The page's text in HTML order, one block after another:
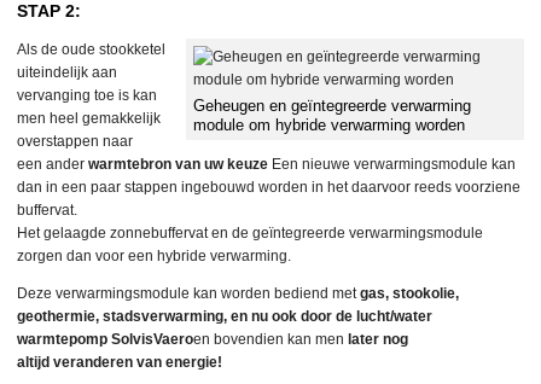
STAP 2:
Geheugen en geïntegreerde verwarming
module om hybride verwarming worden
Als de oude stookketel
uiteindelijk aan
vervanging toe is kan
men heel gemakkelijk
overstappen naar
een anderwarmtebron van uw keuze Een nieuwe verwarmingsmodule kan
dan in een paar stappen ingebouwd worden in het daarvoor reeds voorziene
buffervat.
Het gelaagde zonnebuffervat en de geïntegreerde verwarmingsmodule
zorgen dan voor een hybride verwarming.
Deze verwarmingsmodule kan worden bediend metgas, stookolie,
geothermie, stadsverwarming, en nu ook doorde lucht/water
warmtepomp SolvisVaeroen bovendien kan men later nog
altijd veranderen van energie!